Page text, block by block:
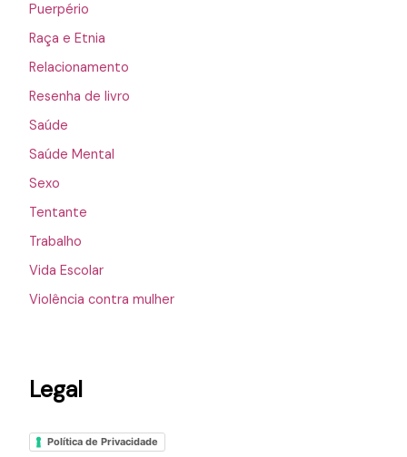
Puerpério
Raça e Etnia
Relacionamento
Resenha de livro
Saúde
Saúde Mental
Sexo
Tentante
Trabalho
Vida Escolar
Violência contra mulher
Legal
Política de Privacidade